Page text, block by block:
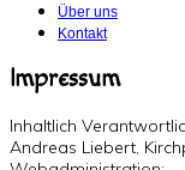
Über uns
Kontakt
Impressum
Inhaltlich
Andreas Liebert,